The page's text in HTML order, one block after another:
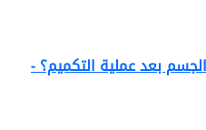
بعد عملية التكميم؟ -